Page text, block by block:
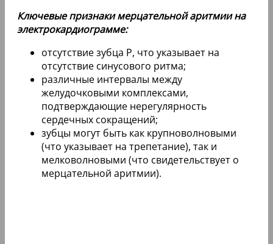
Ключевые признаки мерцательной аритмии на
электрокардиограмме:
отсутствие зубца Р, что указывает на
отсутствие синусового ритма;
различные интервалы между
желудочковыми комплексами,
подтверждающие нерегулярность
сердечных сокращений;
зубцы могут быть как крупноволновыми
(что указывает на трепетание), так и
мелковолновыми (что свидетельствует о
мерцательной аритмии).